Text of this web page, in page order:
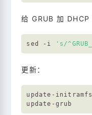
给 GRUB 加 DHCP
sed -i 's/
更新：
update-